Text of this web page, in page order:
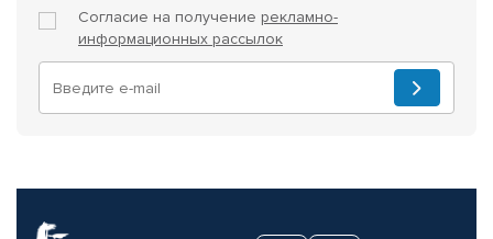
Согласие на получение рекламно-
информационных рассылок